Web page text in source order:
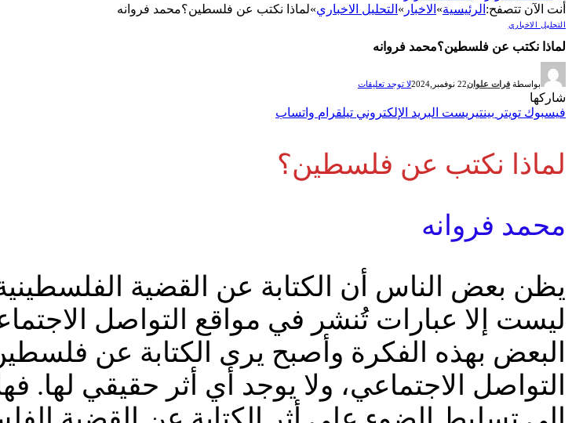
أنت الآن تتصفح: الرئيسية» الاخبار » التحليل الاخباري»لماذا نكتب عن فلسطين؟محمد فروانه
التحليل الاخباري
لماذا نكتب عن فلسطين؟محمد فروانه
بواسطة فرات علوان22 نوفمبر,2024 لا توجد تعليقات
شاركها
فيسبوك تويتر بينتيريست البريد الإلكتروني تيلقرام واتساب
لماذا نكتب عن فلسطين؟
محمد فروانه
يظن بعض الناس أن الكتابة عن القضية
ليست إلا عبارات تُنشر في مواقع التواصل
البعض بهذه الفكرة وأصبح يرى الكتابة عن
التواصل الاجتماعي، ولا يوجد أي أثر حقيقي